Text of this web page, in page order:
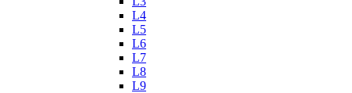
L4
L5
L6
L7
L8
L9